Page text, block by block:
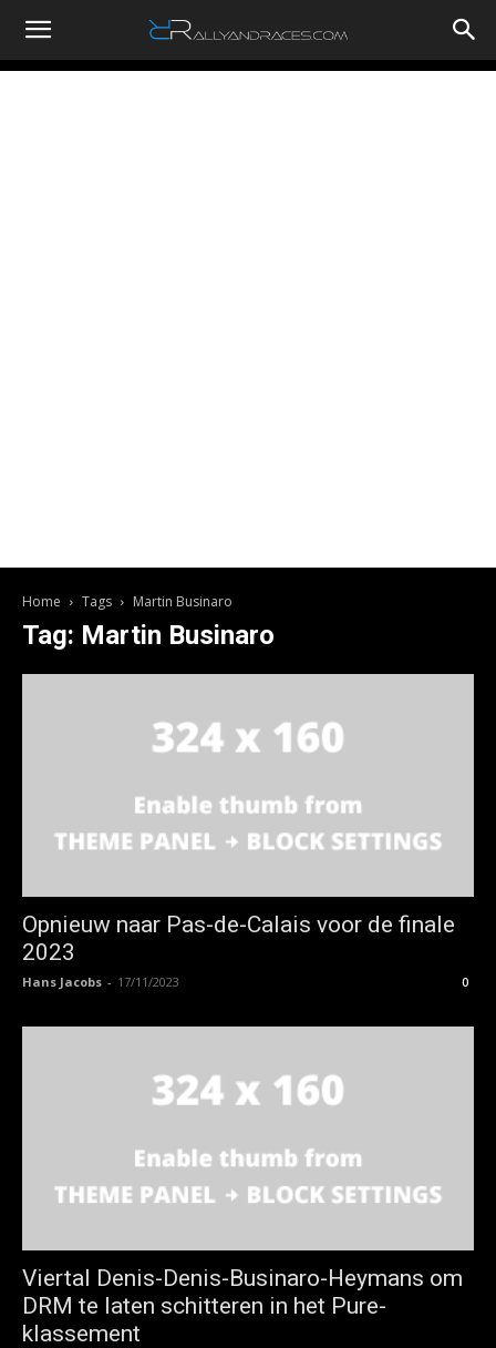
RallyandRaces.com
Home Tags Martin Businaro
Tag: Martin Businaro
Opnieuw naar Pas-de-Calais voor de finale
2023
Hans Jacobs - 17/11/2023 0
Viertal Denis-Denis-Businaro-Heymans om
DRM te laten schitteren in het Pure-
klassement